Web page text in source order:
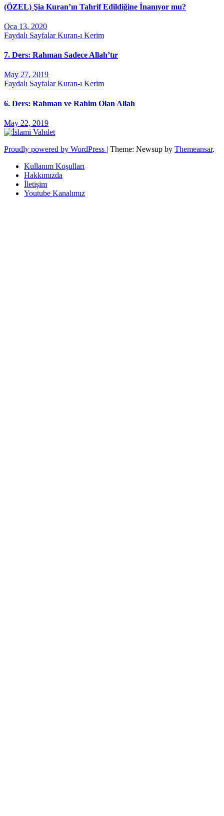
(ÖZEL) Şia Kuran’ın Tahrif Edildiğine İnanıyor mu?
Oca 13, 2020
Faydalı SayfalarKuran-ı Kerim
7. Ders: Rahman Sadece Allah’tır
May 27, 2019
Faydalı SayfalarKuran-ı Kerim
6. Ders: Rahman ve Rahim Olan Allah
May 22, 2019
Proudly powered by WordPress | Theme: Newsup by Themeansar.
Kullanım Koşulları
Hakkımızda
İletişim
Youtube Kanalımız